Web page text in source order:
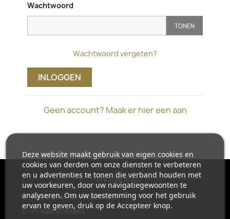
Wachtwoord
TONEN
Wachtwoord vergeten?
INLOGGEN
Geen account? Maak er hier een aan
Handige links
Retouren en klachten
Privacybeleid
Deze website maakt gebruik van eigen cookies en
cookies van derden om onze diensten te verbeteren
en u advertenties te tonen die verband houden met
uw voorkeuren, door uw navigatiegewoonten te
analyseren. Om uw toestemming voor het gebruik
ervan te geven, druk op de Accepteer knop.